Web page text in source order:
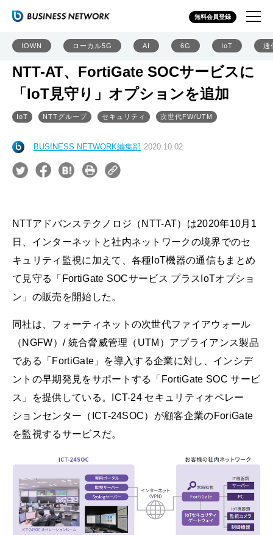
無料会員登録
IOWN ローカル5G AI 6G IoT 通
NTT-AT、FortiGate SOCサービスに
「IoT見守り」オプションを追加
IoT NTTグループ セキュリティ 次世代FW/UTM
BUSINESS NETWORK編集部 2020.10.02
NTTアドバンステクノロジ（NTT-AT）は2020年10月1
日、インターネットと社内ネットワークの境界でのセ
キュリティ監視に加えて、各種IoT機器の通信もまとめ
て見守る「FortiGate SOCサービス プラスIoTオプショ
ン」の販売を開始した。
同社は、フォーティネットの次世代ファイアウォール
（NGFW）/ 統合脅威管理（UTM）アプライアンス製品
である「FortiGate」を導入する企業に対し、インシデ
ントの早期発見をサポートする「FortiGate SOC サービ
ス」を提供している。ICT-24 セキュリティオペレー
ションセンター（ICT-24SOC）が顧客企業のForiGate
を監視するサービスだ。